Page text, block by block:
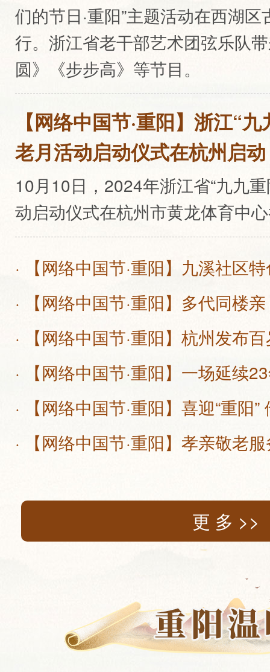
们的节日·重阳”主题活动在西湖
行。浙江省老干部艺术团弦乐队
圆》《步步高》等节目。
【网络中国节·重阳】浙江“
老月活动启动仪式在杭州启动
10月10日，2024年浙江省“九九
动启动仪式在杭州市黄龙体育中
· 【网络中国节·重阳】九溪社区
· 【网络中国节·重阳】多代同楼
· 【网络中国节·重阳】喜迎“重阳
· 【网络中国节·重阳】孝亲敬老
更 多 >>